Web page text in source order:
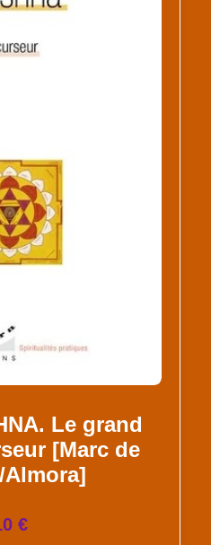
Le grand
[Marc de
Almora]
€